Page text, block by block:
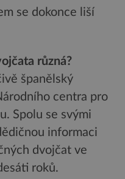
se dokonce liší
různá?
španělský
centra pro
Spolu se svými
informaci
dvojčat ve
roků.